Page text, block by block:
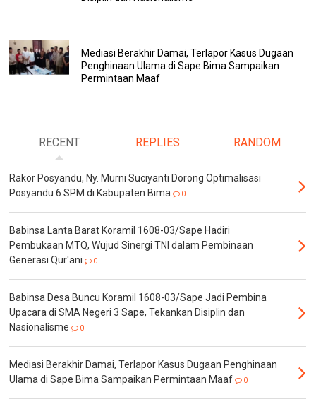
Mediasi Berakhir Damai, Terlapor Kasus Dugaan
Penghinaan Ulama di Sape Bima Sampaikan
Permintaan Maaf
RECENT REPLIES RANDOM
Rakor Posyandu, Ny. Murni Suciyanti Dorong Optimalisasi
Posyandu 6 SPM di Kabupaten Bima
0
Babinsa Lanta Barat Koramil 1608-03/Sape Hadiri
Pembukaan MTQ, Wujud Sinergi TNI dalam Pembinaan
Generasi Qur'ani
0
Babinsa Desa Buncu Koramil 1608-03/Sape Jadi Pembina
Upacara di SMA Negeri 3 Sape, Tekankan Disiplin dan
Nasionalisme
0
Mediasi Berakhir Damai, Terlapor Kasus Dugaan Penghinaan
Ulama di Sape Bima Sampaikan Permintaan Maaf
0